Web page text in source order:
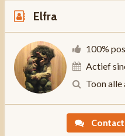
Elfra
100%
Actief
Toon